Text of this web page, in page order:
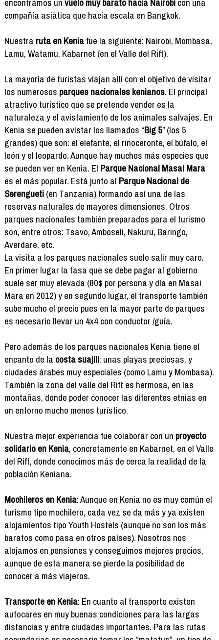
compañía asiàtica que hacía escala en Bangkok.
Nuestra ruta en Keniafue la siguiente: Nairobi, Mombasa,
Lamu, Watamu, Kabarnet (en el Valle del Rift).
La mayoría de turistas viajan allí con el objetivo de visitar
los numerosos parques nacionales kenianos. El principal
atractivo turístico que se pretende vender es la
naturaleza y el avistamiento de los animales salvajes. En
Kenia se pueden avistar los llamados “Big 5” (los 5
grandes) que son: el elefante, el rinoceronte, el búfalo, el
león y el leopardo. Aunque hay muchos más especies que
se pueden ver en Kenia. El Parque Nacional Masai Mara
es el más popular. Está junto al Parque Nacional de
Serengueti(en Tanzania) formando así una de las
reservas naturales de mayores dimensiones. Otros
parques nacionales también preparados para el turismo
son, entre otros: Tsavo, Amboseli, Nakuru, Baringo,
Averdare, etc.
La visita a los parques nacionales suele salir muy caro.
En primer lugar la tasa que se debe pagar al gobierno
suele ser muy elevada (80$ por persona y día en Masai
Mara en 2012) y en segundo lugar, el transporte también
sube mucho el precio pues en la mayor parte de parques
es necesario llevar un 4x4 con conductor /guía.
Pero además de los parques nacionales Kenia tiene el
encanto de la costa suajili: unas playas preciosas, y
ciudades árabes muy especiales (como Lamu y Mombasa).
También la zona del valle del Rift es hermosa, en las
montañas, donde poder conocer las diferentes etnias en
un entorno mucho menos turístico.
Nuestra mejor experiencia fue colaborar con un proyecto
solidario en Kenia, concretamente en Kabarnet, en el Valle
del Rift, donde conocimos más de cerca la realidad de la
población Keniana.
Mochileros en Kenia: Aunque en Kenia no es muy común el
turismo tipo mochilero, cada vez se da más y ya existen
alojamientos tipo Youth Hostels (aunque no son los más
baratos como pasa en otros países). Nosotros nos
alojamos en pensiones y conseguimos mejores precios,
aunque de esta manera se pierde la posibilidad de
conocer a más viajeros.
Transporte en Kenia: En cuanto al transporte existen
autocares en muy buenas condiciones para las largas
distancias y entre ciudades importantes. Para las rutas